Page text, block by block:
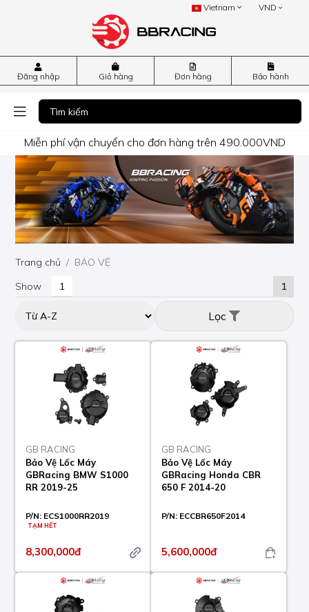
Vietnam VND
Đăng nhập Giỏ hàng Đơn hàng Bảo hành
Miễn phí vận chuyển cho đơn hàng trên 490.000VND
Trang chủ
BẢO VỆ
Show
1
Lọc
GB RACING
Bảo Vệ Lốc Máy
GBRacing BMW S1000
RR 2019-25
P/N: ECS1000RR2019
TẠM HẾT
8,300,000đ
GB RACING
Bảo Vệ Lốc Máy
GBRacing Honda CBR
650 F 2014-20
P/N: ECCBR650F2014
5,600,000đ